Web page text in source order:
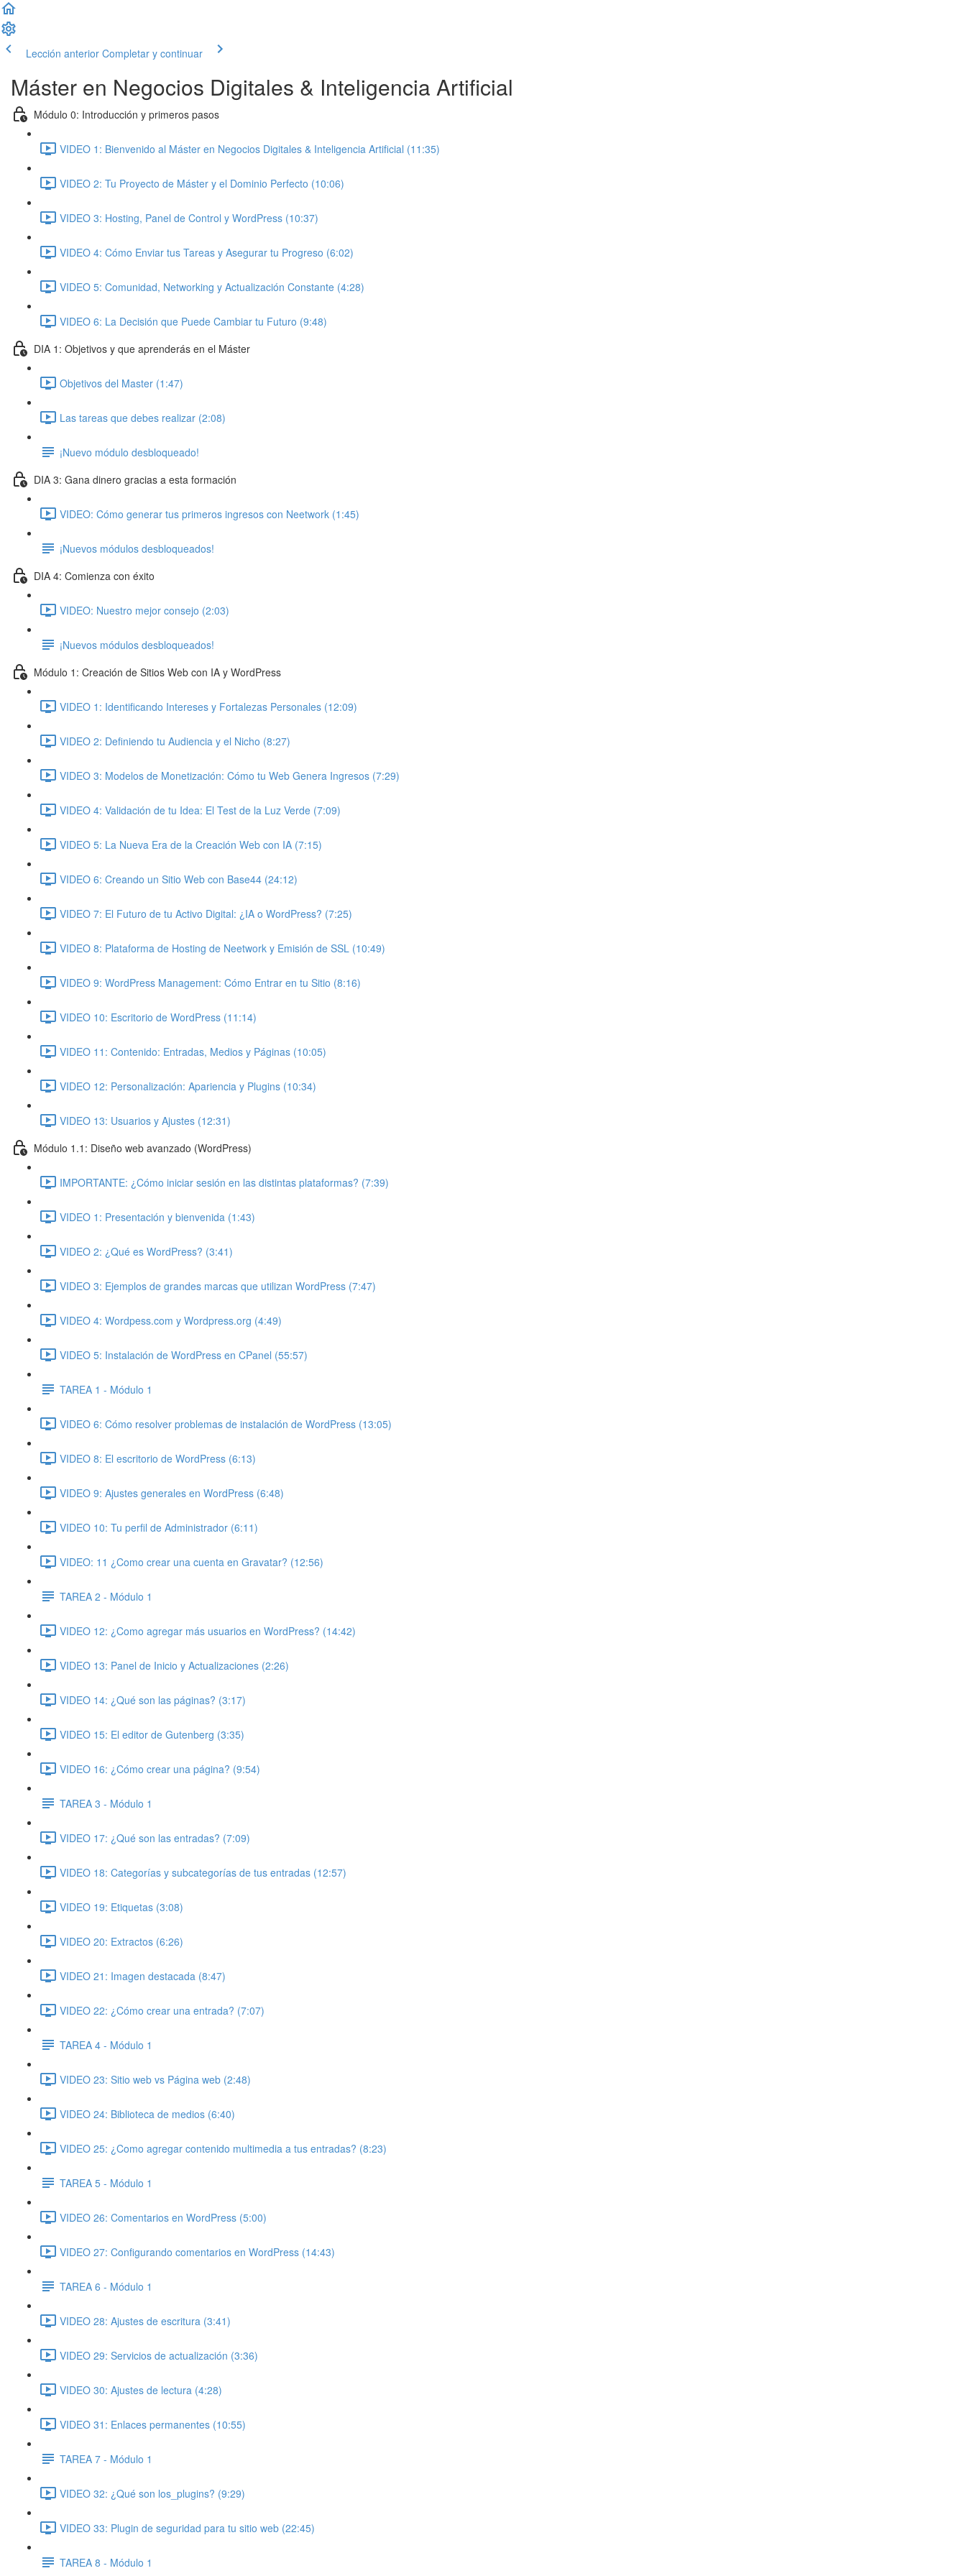
Lección anterior Completar y continuar
Máster en Negocios Digitales & Inteligencia Artificial
Módulo 0: Introducción y primeros pasos
VIDEO 1: Bienvenido al Máster en Negocios Digitales & Inteligencia Artificial (11:35)
VIDEO 2: Tu Proyecto de Máster y el Dominio Perfecto (10:06)
VIDEO 3: Hosting, Panel de Control y WordPress (10:37)
VIDEO 4: Cómo Enviar tus Tareas y Asegurar tu Progreso (6:02)
VIDEO 5: Comunidad, Networking y Actualización Constante (4:28)
VIDEO 6: La Decisión que Puede Cambiar tu Futuro (9:48)
DIA 1: Objetivos y que aprenderás en el Máster
Objetivos del Master (1:47)
Las tareas que debes realizar (2:08)
¡Nuevo módulo desbloqueado!
DIA 3: Gana dinero gracias a esta formación
VIDEO: Cómo generar tus primeros ingresos con Neetwork (1:45)
¡Nuevos módulos desbloqueados!
DIA 4: Comienza con éxito
VIDEO: Nuestro mejor consejo (2:03)
¡Nuevos módulos desbloqueados!
Módulo 1: Creación de Sitios Web con IA y WordPress
VIDEO 1: Identificando Intereses y Fortalezas Personales (12:09)
VIDEO 2: Definiendo tu Audiencia y el Nicho (8:27)
VIDEO 3: Modelos de Monetización: Cómo tu Web Genera Ingresos (7:29)
VIDEO 4: Validación de tu Idea: El Test de la Luz Verde (7:09)
VIDEO 5: La Nueva Era de la Creación Web con IA (7:15)
VIDEO 6: Creando un Sitio Web con Base44 (24:12)
VIDEO 7: El Futuro de tu Activo Digital: ¿IA o WordPress? (7:25)
VIDEO 8: Plataforma de Hosting de Neetwork y Emisión de SSL (10:49)
VIDEO 9: WordPress Management: Cómo Entrar en tu Sitio (8:16)
VIDEO 10: Escritorio de WordPress (11:14)
VIDEO 11: Contenido: Entradas, Medios y Páginas (10:05)
VIDEO 12: Personalización: Apariencia y Plugins (10:34)
VIDEO 13: Usuarios y Ajustes (12:31)
Módulo 1.1: Diseño web avanzado (WordPress)
IMPORTANTE: ¿Cómo iniciar sesión en las distintas plataformas? (7:39)
VIDEO 1: Presentación y bienvenida (1:43)
VIDEO 2: ¿Qué es WordPress? (3:41)
VIDEO 3: Ejemplos de grandes marcas que utilizan WordPress (7:47)
VIDEO 4: Wordpess.com y Wordpress.org (4:49)
VIDEO 5: Instalación de WordPress en CPanel (55:57)
TAREA 1 - Módulo 1
VIDEO 6: Cómo resolver problemas de instalación de WordPress (13:05)
VIDEO 8: El escritorio de WordPress (6:13)
VIDEO 9: Ajustes generales en WordPress (6:48)
VIDEO 10: Tu perfil de Administrador (6:11)
VIDEO: 11 ¿Como crear una cuenta en Gravatar? (12:56)
TAREA 2 - Módulo 1
VIDEO 12: ¿Como agregar más usuarios en WordPress? (14:42)
VIDEO 13: Panel de Inicio y Actualizaciones (2:26)
VIDEO 14: ¿Qué son las páginas? (3:17)
VIDEO 15: El editor de Gutenberg (3:35)
VIDEO 16: ¿Cómo crear una página? (9:54)
TAREA 3 - Módulo 1
VIDEO 17: ¿Qué son las entradas? (7:09)
VIDEO 18: Categorías y subcategorías de tus entradas (12:57)
VIDEO 19: Etiquetas (3:08)
VIDEO 20: Extractos (6:26)
VIDEO 21: Imagen destacada (8:47)
VIDEO 22: ¿Cómo crear una entrada? (7:07)
TAREA 4 - Módulo 1
VIDEO 23: Sitio web vs Página web (2:48)
VIDEO 24: Biblioteca de medios (6:40)
VIDEO 25: ¿Como agregar contenido multimedia a tus entradas? (8:23)
TAREA 5 - Módulo 1
VIDEO 26: Comentarios en WordPress (5:00)
VIDEO 27: Configurando comentarios en WordPress (14:43)
TAREA 6 - Módulo 1
VIDEO 28: Ajustes de escritura (3:41)
VIDEO 29: Servicios de actualización (3:36)
VIDEO 30: Ajustes de lectura (4:28)
VIDEO 31: Enlaces permanentes (10:55)
TAREA 7 - Módulo 1
VIDEO 32: ¿Qué son los_plugins? (9:29)
VIDEO 33: Plugin de seguridad para tu sitio web (22:45)
TAREA 8 - Módulo 1